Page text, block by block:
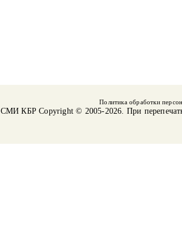
Политика обработки
СМИ КБРCopyright © 2005-2026. При